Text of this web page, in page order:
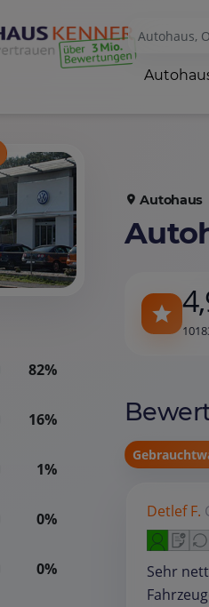
82%
16%
1%
0%
0%
Autohaus
Detlef F.
Sehr